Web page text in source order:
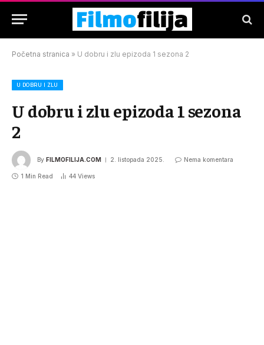
Početna stranica » U dobru i zlu epizoda 1 sezona 2
U DOBRU I ZLU
U dobru i zlu epizoda 1 sezona
2
By FILMOFILIJA.COM 2. listopada 2025. Nema komentara
1 Min Read 44 Views